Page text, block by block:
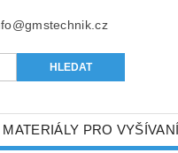
MATERIÁLY PRO VYŠÍVANÍ